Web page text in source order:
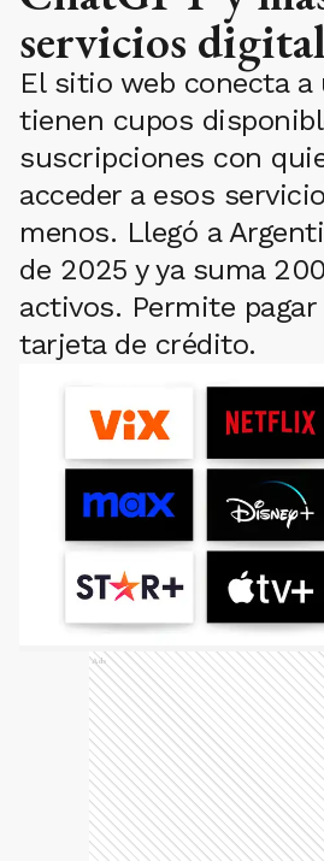
servicios
El sitio web conecta a
tienen cupos
suscripciones con
acceder a esos
menos. Llegó a
de 2025 y ya suma
activos. Permite
tarjeta de crédito.
Ads